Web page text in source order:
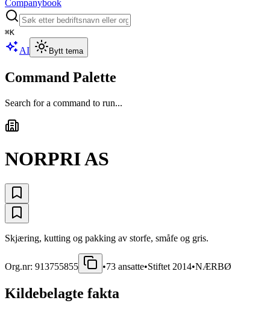
Companybook
⌘K
AI Bytt tema
Command Palette
Search for a command to run...
NORPRI AS
Skjæring, kutting og pakking av storfe, småfe og gris.
Org.nr: 913755855 •73 ansatte•Stiftet 2014•NÆRBØ
Kildebelagte fakta